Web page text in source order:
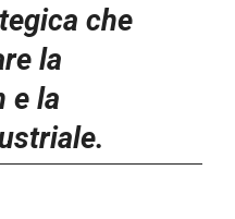
che
la
e la